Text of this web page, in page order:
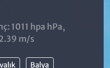
1011 hpa hPa,
m/s
Balya